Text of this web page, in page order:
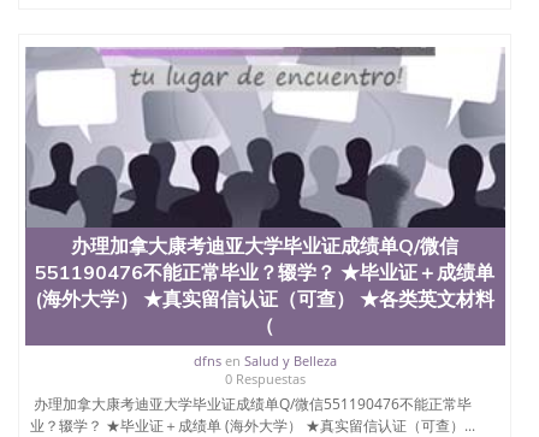
State University）圣何塞州立大学（San Jose State
University）圣何塞州立大学（San Jose State
University）圣何塞州立大学（ San Jose State
University）圣何塞州立大学（San Jose State
University）圣何塞州立大学文凭（San Jose State
University）圣何塞州立大学文凭（San Jose State
University）文凭圣何塞州立大学文凭（San Jose
State University）圣何塞州立大学学历（ San Jose
State University）圣何塞州立大学学历（San Jose
State University）圣何塞州立大学学历（San Jose
State University）圣 塞州立大学学历（San Jose
State University）圣何塞州立大学（San Jose State
University）圣何塞州立大学（San Jose State
University）圣何塞州立大学（San Jose State
University）圣何塞州立大学（San Jose State
University）圣何塞州立大学学位证（San Jose State
University）圣何塞州立大学学位证（San Jose State
办理加拿大康考迪亚大学毕业证成绩单Q/微信
551190476不能正常毕业？辍学？ ★毕业证＋成绩单
(海外大学） ★真实留信认证（可查） ★各类英文材料
（
dfnsen Salud y Belleza
0 Respuestas
办理加拿大康考迪亚大学毕业证成绩单Q/微信551190476不能正常毕
业？辍学？ ★毕业证＋成绩单 (海外大学） ★真实留信认证（可查）...